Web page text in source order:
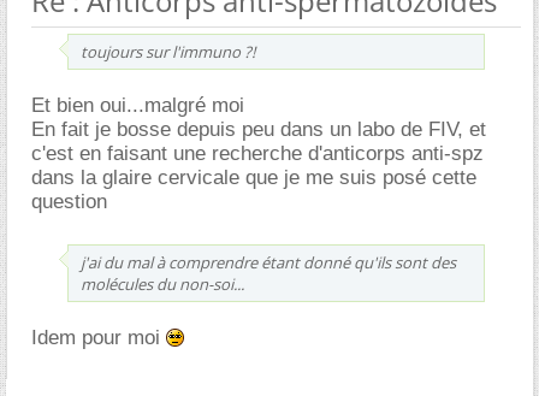
toujours sur l'immuno ?!
Et bien oui...malgré moi
En fait je bosse depuis peu dans un labo de FIV, et
c'est en faisant une recherche d'anticorps anti-spz
dans la glaire cervicale que je me suis posé cette
question
j'ai du mal à comprendre étant donné qu'ils sont des
molécules du non-soi...
Idem pour moi